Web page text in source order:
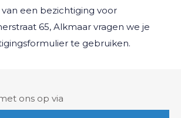
een bezichtiging voor
65, Alkmaarvragen we je
te gebruiken.
ons op via